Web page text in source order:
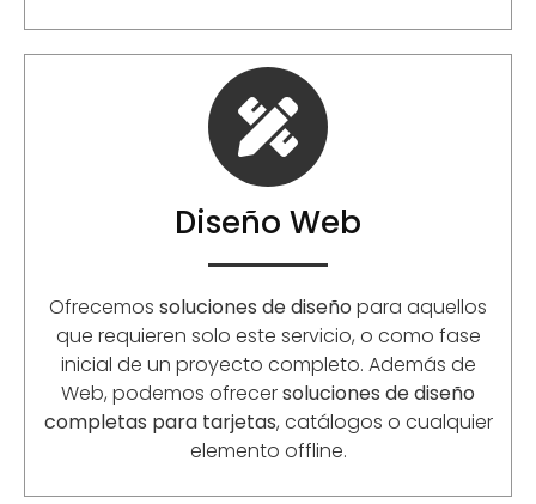
Diseño Web
Ofrecemos soluciones de diseño para aquellos
que requieren solo este servicio, o como fase
inicial de un proyecto completo. Además de
Web, podemos ofrecersoluciones de diseño
completas para tarjetas, catálogos o cualquier
elemento offline.